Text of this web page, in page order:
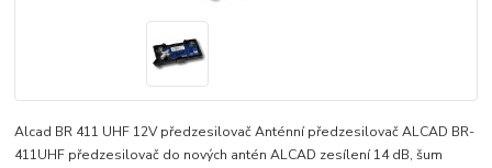
Alcad BR 411 UHF 12V předzesilovač Anténní předzesilovač ALCAD BR-
411UHF předzesilovač do nových antén ALCAD zesílení 14 dB, šum